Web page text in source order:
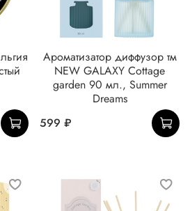
Ароматизатор диффузор тм
NEW GALAXY Cottage
garden 90 мл., Summer
Dreams
599 ₽